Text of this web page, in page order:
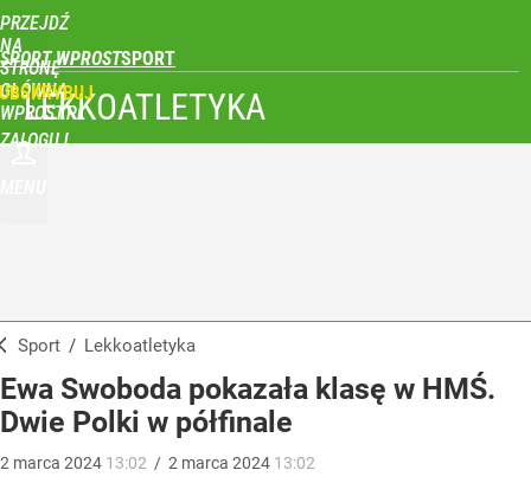
PRZEJDŹ
NA
STRONĘ
GŁÓWNĄ
WPROST.PL
SPORT WPROST
ZALOGUJ
LEKKOATLETYKA
Sport / Lekkoatletyka
Ewa Swoboda pokazała klasę w HMŚ.
Dwie Polki w półfinale
2 marca 2024 13:02 / 2 marca 2024 13:02